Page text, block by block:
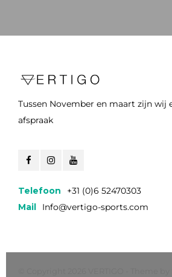
Tussen November en maart zijn wij
afspraak
Telefoon
+31 (0)6 52470303
Mail
Info@vertigo-sports.com